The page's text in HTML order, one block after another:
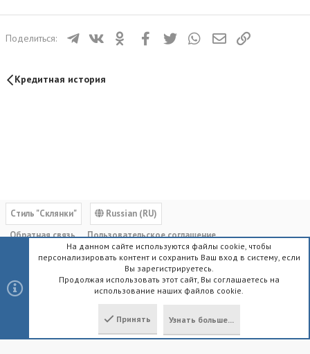
Поделиться: ТелеграмВКонтактеОдноклассники
FacebookTwitter WhatsAppЭлектронная почта
Кредитная история
Cтиль "Склянки"
Russian (RU)
Обратная связь
Пользовательское соглашение
Политика конфиденциальности
Помощь Главная
R
S
Community platform by XenForo® © 2010-2023 XenForo Ltd.
XenForo.Info
На данном сайте используются файлы cookie, чтобы
персонализировать контент и сохранить Ваш вход в систему, если
Вы зарегистрируетесь.
Продолжая использовать этот сайт, Вы соглашаетесь на
использование наших файлов cookie.
Принять Узнать больше...